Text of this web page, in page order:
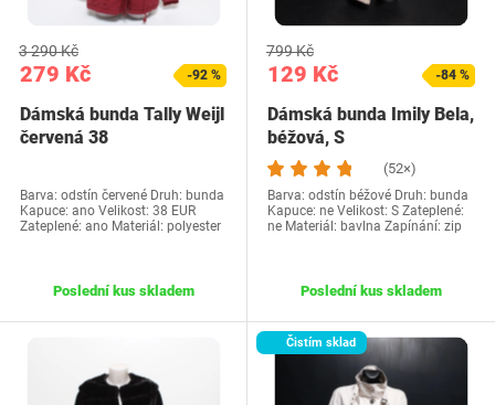
279 Kč
3 290 Kč
-92 %
Dámská bunda Tally Weijl
červená 38
Barva: odstín červené Druh: bunda
Kapuce: ano Velikost: 38 EUR
Zateplené: ano Materiál: polyester
Poslední kus skladem
129 Kč
799 Kč
-84 %
Dámská bunda Imily Bela,
béžová, S
(52×)
Barva: odstín béžové Druh: bunda
Kapuce: ne Velikost: S Zateplené:
ne Materiál: bavlna Zapínání: zip
Poslední kus skladem
Čistím sklad